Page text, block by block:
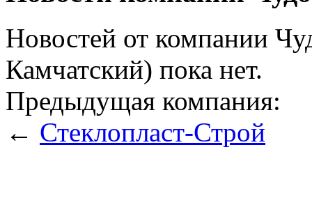
Новостей от компании
Камчатский) пока нет.
Предыдущая компания:
← Стеклопласт-Строй